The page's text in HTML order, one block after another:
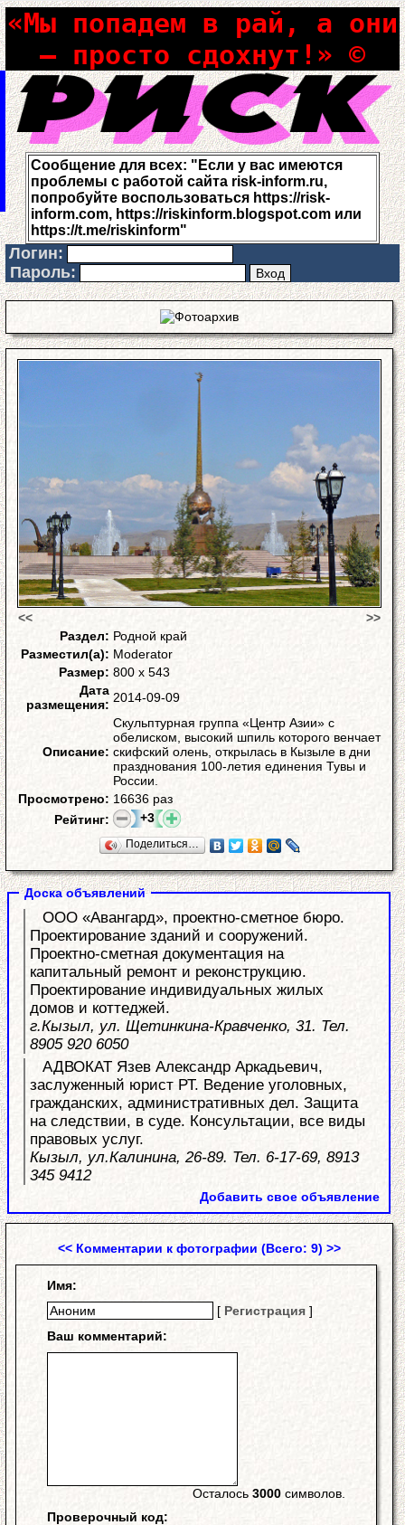
«Мы попадем в рай, а они
– просто сдохнут!» ©
Сообщение для всех: "Если у вас имеются
проблемы с работой сайта risk-inform.ru,
попробуйте воспользоваться https://risk-
inform.com, https://riskinform.blogspot.com или
https://t.me/riskinform"
Логин:
Пароль:
<<
>>
Раздел: Родной край
Разместил(а): Moderator
Размер: 800 x 543
Дата
размещения: 2014-09-09
Описание:
Скульптурная группа «Центр Азии» с
обелиском, высокий шпиль которого венчает
скифский олень, открылась в Кызыле в дни
празднования 100-летия единения Тувы и
России.
Просмотрено: 16636 раз
Рейтинг:
+3
Поделиться…
Доска объявлений
ООО «Авангард», проектно-сметное бюро.
Проектирование зданий и сооружений.
Проектно-сметная документация на
капитальный ремонт и реконструкцию.
Проектирование индивидуальных жилых
домов и коттеджей.
г.Кызыл, ул. Щетинкина-Кравченко, 31. Тел.
8905 920 6050
АДВОКАТ Язев Александр Аркадьевич,
заслуженный юрист РТ. Ведение уголовных,
гражданских, административных дел. Защита
на следствии, в суде. Консультации, все виды
правовых услуг.
Кызыл, ул.Калинина, 26-89. Тел. 6-17-69, 8913
345 9412
Добавить свое объявление
<< Комментарии к фотографии (Всего: 9) >>
Имя:
[ Регистрация ]
Ваш комментарий:
Осталось 3000 символов.
Проверочный код: